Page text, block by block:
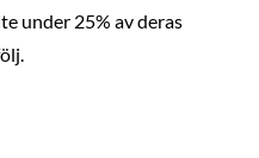
under 25% av deras